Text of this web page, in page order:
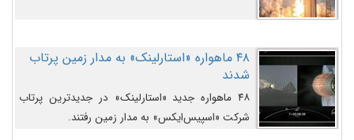
۴۸ ماهواره «استارلینک» به مدار زمین پرتاب
شدند
۴۸ ماهواره جدید «استارلینک» در جدیدترین پرتاب
شرکت «اسپیس‌ایکس» به مدار زمین رفتند.